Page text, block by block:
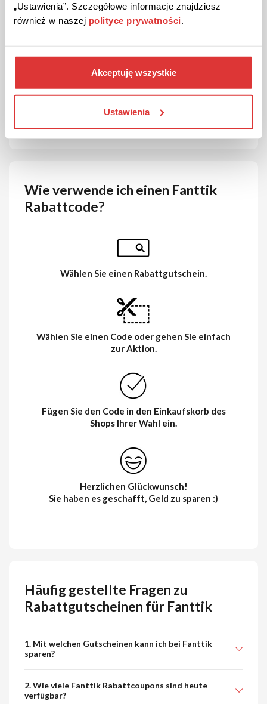
„Ustawienia”. Szczegółowe informacje znajdziesz
również w naszej polityce prywatności.
Akceptuję wszystkie
Ustawienia
Für Technikfans, Autofahrer &
Egal, ob du dein Auto ausstatten, deine Werkstatt
Fanttikbietet durchdachte Tools und Geräte, auf die
du dich verlassen kannst.
Wie verwende ich einen Fanttik
Rabattcode?
Wählen Sie einen Rabattgutschein.
Wählen Sie einen Code oder gehen Sie einfach
zur Aktion.
Fügen Sie den Code in den Einkaufskorb des
Shops Ihrer Wahl ein.
Herzlichen Glückwunsch!
Sie haben es geschafft, Geld zu sparen :)
Häufig gestellte Fragen zu
Rabattgutscheinen für Fanttik
1. Mit welchen Gutscheinen kann ich bei Fanttik
sparen?
2. Wie viele Fanttik Rabattcoupons sind heute
verfügbar?